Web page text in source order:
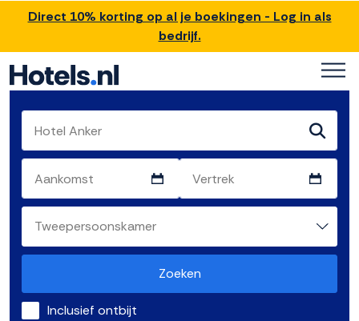
Direct 10% korting op al je boekingen - Log in als
bedrijf.
Zoeken
Inclusief ontbijt